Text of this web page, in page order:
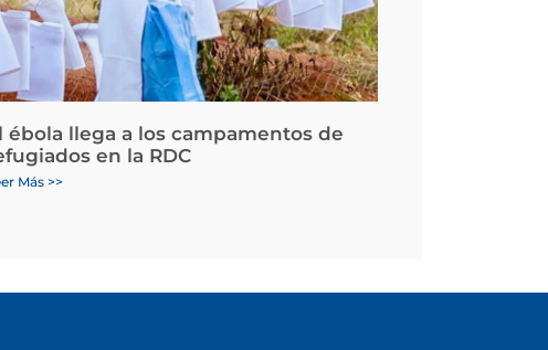
ébola llega a los campamentos de
en la RDC
Más >>